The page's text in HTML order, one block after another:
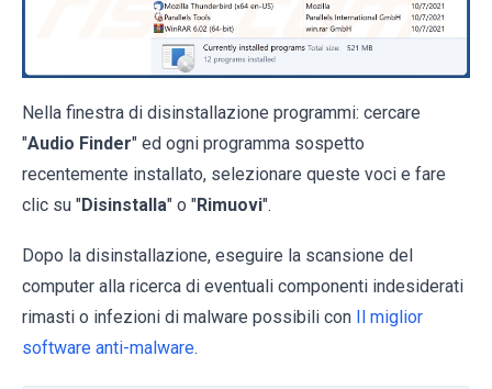
Nella finestra di disinstallazione programmi: cercare
"Audio Finder" ed ogni programma sospetto
recentemente installato, selezionare queste voci e fare
clic su "Disinstalla" o "Rimuovi".
Dopo la disinstallazione, eseguire la scansione del
computer alla ricerca di eventuali componenti indesiderati
rimasti o infezioni di malware possibili con Il miglior
software anti-malware.